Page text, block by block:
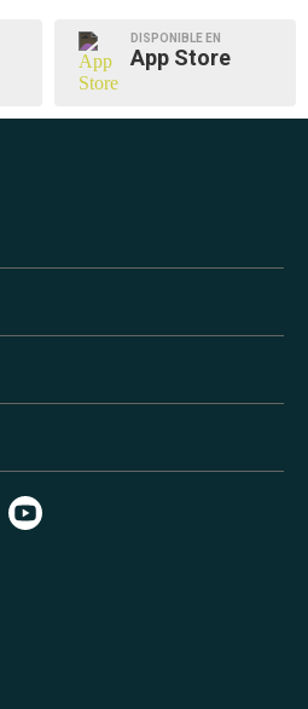
DISPONIBLE EN
App Store